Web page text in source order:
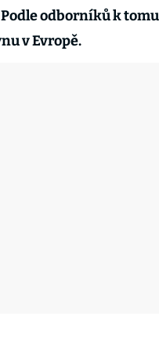
odborníků k tomu
v Evropě.